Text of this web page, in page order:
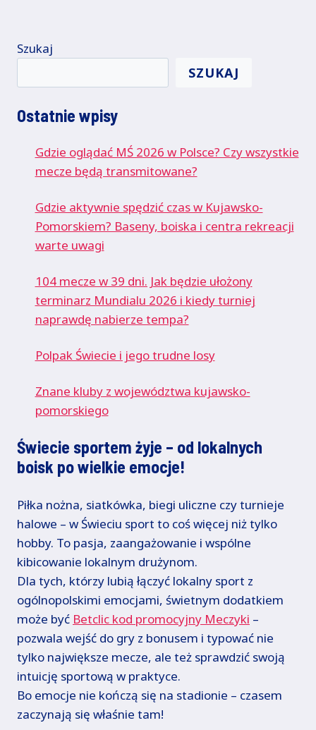
Szukaj
SZUKAJ
Ostatnie wpisy
Gdzie oglądać MŚ 2026 w Polsce? Czy wszystkie
mecze będą transmitowane?
Gdzie aktywnie spędzić czas w Kujawsko-
Pomorskiem? Baseny, boiska i centra rekreacji
warte uwagi
104 mecze w 39 dni. Jak będzie ułożony
terminarz Mundialu 2026 i kiedy turniej
naprawdę nabierze tempa?
Polpak Świecie i jego trudne losy
Znane kluby z województwa kujawsko-
pomorskiego
Świecie sportem żyje – od lokalnych
boisk po wielkie emocje!
Piłka nożna, siatkówka, biegi uliczne czy turnieje
halowe – w Świeciu sport to coś więcej niż tylko
hobby. To pasja, zaangażowanie i wspólne
kibicowanie lokalnym drużynom.
Dla tych, którzy lubią łączyć lokalny sport z
ogólnopolskimi emocjami, świetnym dodatkiem
może być Betclic kod promocyjny Meczyki –
pozwala wejść do gry z bonusem i typować nie
tylko największe mecze, ale też sprawdzić swoją
intuicję sportową w praktyce.
Bo emocje nie kończą się na stadionie – czasem
zaczynają się właśnie tam!